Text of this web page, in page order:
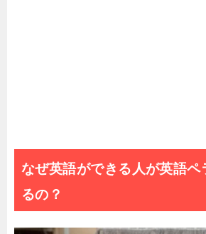
なぜ英語ができる人が英語ペ
るの？